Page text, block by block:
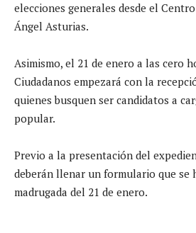
elecciones generales desde el
Ángel Asturias.
Asimismo, el 21 de enero a las cero
Ciudadanos empezará con la
quienes busquen ser candidatos a
popular.
Previo a la presentación del
deberán llenar un formulario que se
madrugada del 21 de enero.